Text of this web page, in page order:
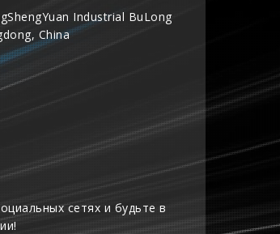
Industrial BuLong
China
сетях и будьте в